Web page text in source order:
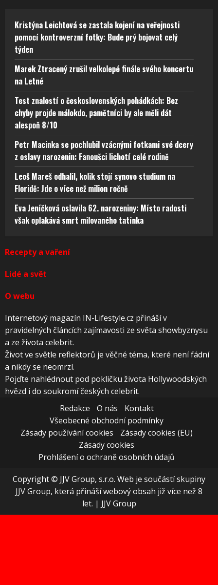
Kristýna Leichtová se zastala kojení na veřejnosti
pomocí kontroverzní fotky: Bude prý bojovat celý
týden
Marek Ztracený zrušil velkolepé finále svého koncertu
na Letné
Test znalostí o československých pohádkách: Bez
chyby projde málokdo, pamětníci by ale měli dát
alespoň 8/10
Petr Macinka se pochlubil vzácnými fotkami své dcery
z oslavy narozenin: Fanoušci lichotí celé rodině
Leoš Mareš odhalil, kolik stojí synovo studium na
Floridě: Jde o více než milion ročně
Eva Jeníčková oslavila 62. narozeniny: Místo radosti
však oplakává smrt milovaného tatínka
Recepty a vaření
Lidé a svět
O webu
Internetový magazín IN-Lifestyle.cz přináší v
pravidelných článcích zajímavosti ze světa showbyznysu
a ze života celebrit.
Život ve světle reflektorů je věčné téma, které není fádní
a nikdy se neomrzí.
Pojďte nahlédnout pod pokličku života Hollywoodských
hvězd i do soukromí českých celebrit.
Redakce
O nás
Kontakt
Všeobecné obchodní podmínky
Zásady používání cookies
Zásady cookies (EU)
Zásady cookies
Prohlášení o ochraně osobních údajů
Copyright © JJV Group, s.r.o. Web je součástí skupiny
JJV Group, která přináší webový obsah již více než 8
let. | JJV Group